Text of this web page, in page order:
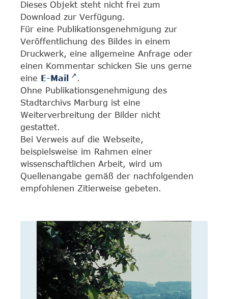
Dieses Objekt steht nicht frei zum
Download zur Verfügung.
Für eine Publikationsgenehmigung zur
Veröffentlichung des Bildes in einem
Druckwerk, eine allgemeine Anfrage oder
einen Kommentar schicken Sie uns gerne
eine E-Mail
.
Ohne Publikationsgenehmigung des
Stadtarchivs Marburg ist eine
Weiterverbreitung der Bilder nicht
gestattet.
Bei Verweis auf die Webseite,
beispielsweise im Rahmen einer
wissenschaftlichen Arbeit, wird um
Quellenangabe gemäß der nachfolgenden
empfohlenen Zitierweise gebeten.